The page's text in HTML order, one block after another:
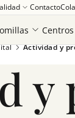
Contacto
Centros
Actividad y
y